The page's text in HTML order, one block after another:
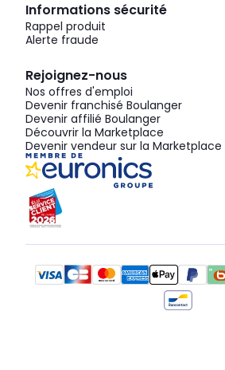
Informations sécurité
Rappel produit
Alerte fraude
Rejoignez-nous
Nos offres d'emploi
Devenir franchisé Boulanger
Devenir affilié Boulanger
Découvrir la Marketplace
Devenir vendeur sur la Marketplace